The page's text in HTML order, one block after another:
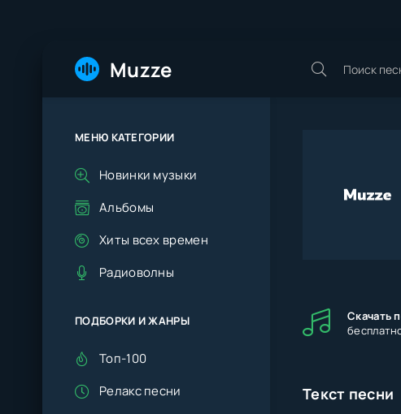
Muzze
Скачать
Текст песни
МЕНЮ КАТЕГОРИИ
Новинки музыки
Альбомы
Хиты всех времен
Радиоволны
ПОДБОРКИ И ЖАНРЫ
Топ-100
Релакс песни